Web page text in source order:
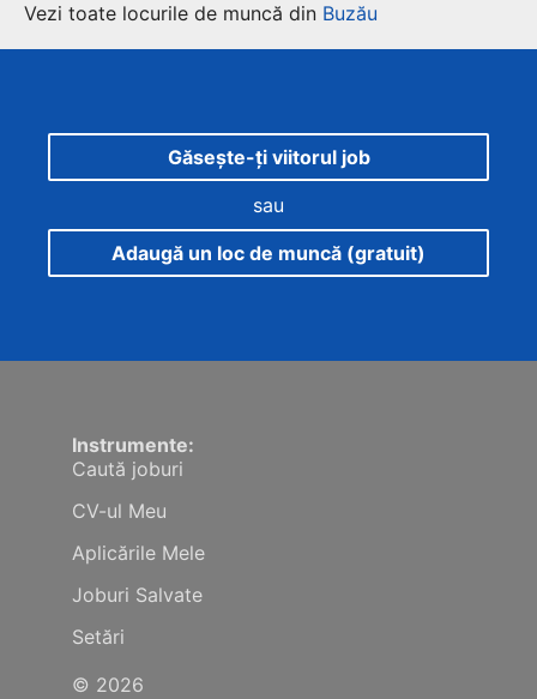
Vezi toate locurile de muncă din Buzău
Găsește-ți viitorul job
sau
Adaugă un loc de muncă (gratuit)
Instrumente:
Caută joburi
CV-ul Meu
Aplicările Mele
Joburi Salvate
Setări
© 2026